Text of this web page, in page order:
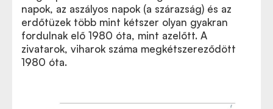
napok, az aszályos napok (a szárazság) és az
erdőtüzek több mint kétszer olyan gyakran
fordulnak elő 1980 óta, mint azelőtt. A
zivatarok, viharok száma megkétszereződött
1980 óta.